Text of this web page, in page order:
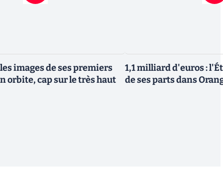
images de ses premiers
orbite, cap sur le très haut
1,1 milliard d'euros :
de ses parts dans